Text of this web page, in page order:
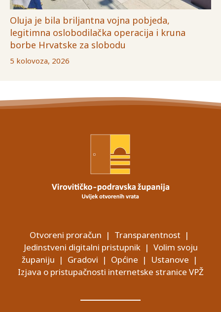
Oluja je bila briljantna vojna pobjeda,
legitimna oslobodilačka operacija i kruna
borbe Hrvatske za slobodu
5 kolovoza, 2026
Otvoreni proračun | Transparentnost |
Jedinstveni digitalni pristupnik| Volim svoju
županiju | Gradovi | Općine | Ustanove |
Izjava o pristupačnosti internetske stranice VPŽ